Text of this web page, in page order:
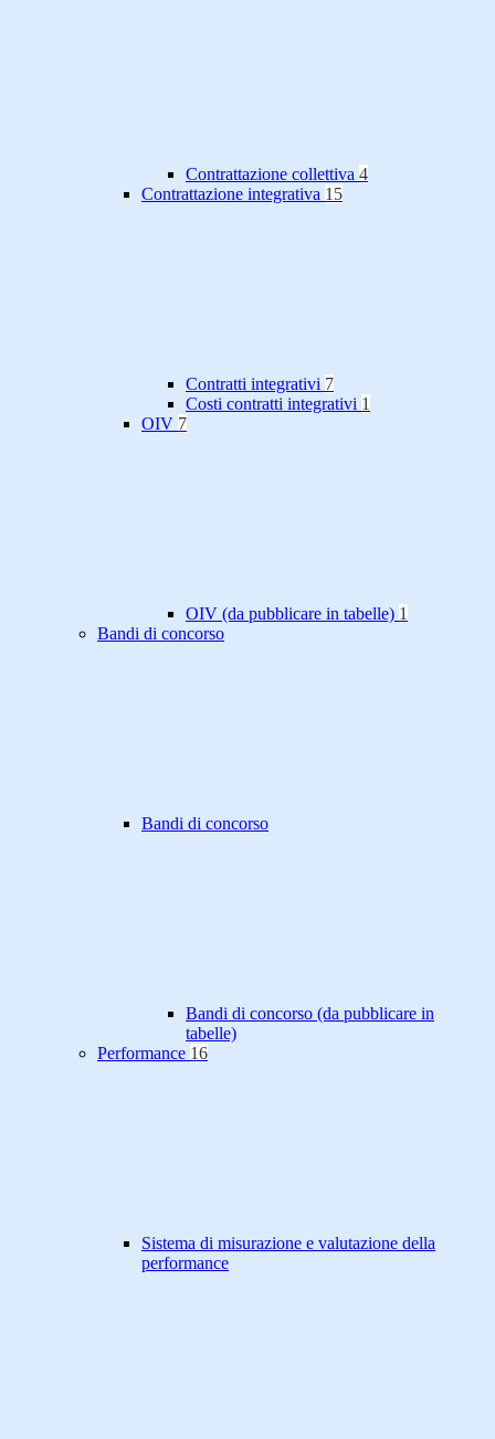
Contrattazione collettiva 4
Contrattazione integrativa 15
Contratti integrativi 7
Costi contratti integrativi 1
OIV 7
OIV (da pubblicare in tabelle) 1
Bandi di concorso
Bandi di concorso
Bandi di concorso (da pubblicare in
tabelle)
Performance 16
Sistema di misurazione e valutazione della
performance